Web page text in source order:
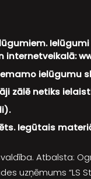
internetveikalā:
ielūgumu
zālē netiks
Iegūtais
Atbalsta:
uzņēmums “LS